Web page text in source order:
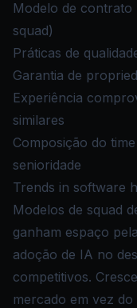
Modelo de
squad)
Práticas de
Garantia de
Experiência
similares
Composição do
senioridade
Trends in software
Modelos de squad
ganham espaço
adoção de IA no
competitivos.
mercado em vez do